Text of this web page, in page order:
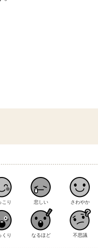
こり 悲しい さわやか
くり なるほど 不思議